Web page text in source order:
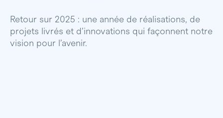
Retour sur 2025 : une année de réalisations, de
projets livrés et d’innovations qui façonnent notre
vision pour l’avenir.